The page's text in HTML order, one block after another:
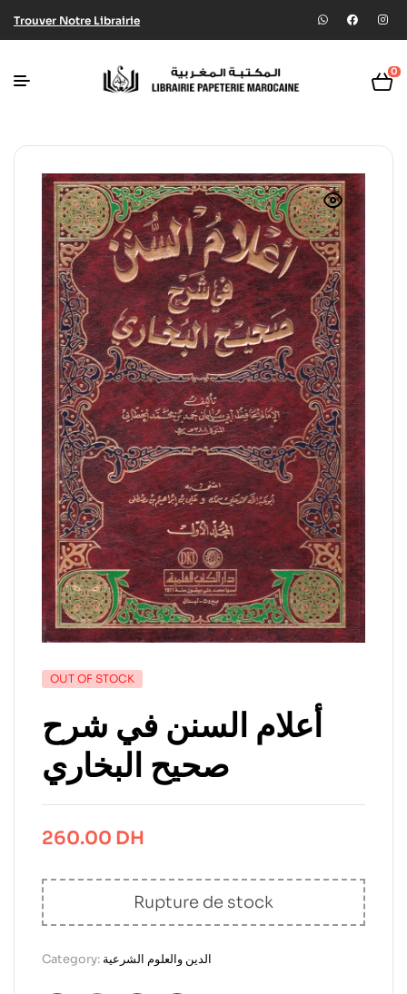
Trouver Notre Librairie
0
OUT OF STOCK
أعلام السنن في شرح
صحيح البخاري
260.00 DH
Rupture de stock
Category: الدين والعلوم الشرعية